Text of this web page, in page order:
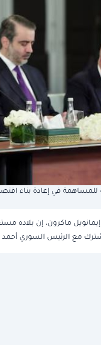
في إعادة بناء
ماكرون، إن بلاده
مع ​الرئيس ​السوري ⁠أحمد